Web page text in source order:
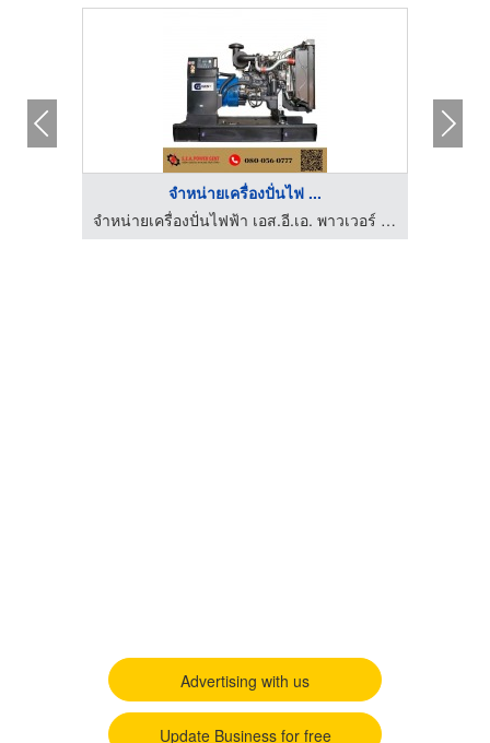
จำหน่ายเครื่องปั่นไฟ ...
จำหน่ายเครื่องปั่นไฟฟ้า เอส.อี.เอ. พาวเวอร์ เจ็นท์
Advertising with us
Update Business for free